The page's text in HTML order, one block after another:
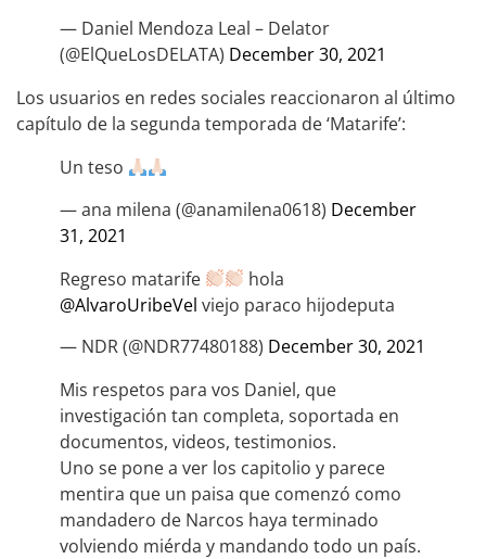
— Daniel Mendoza Leal – Delator
(@ElQueLosDELATA) December 30, 2021
Los usuarios en redes sociales reaccionaron al último
capítulo de la segunda temporada de ‘Matarife’:
Un teso
— ana milena (@anamilena0618) December
31, 2021
Regreso matarife
hola
@AlvaroUribeVel viejo paraco hijodeputa
— NDR (@NDR77480188) December 30, 2021
Mis respetos para vos Daniel, que
investigación tan completa, soportada en
documentos, videos, testimonios.
Uno se pone a ver los capitolio y parece
mentira que un paisa que comenzó como
mandadero de Narcos haya terminado
volviendo miérda y mandando todo un país.